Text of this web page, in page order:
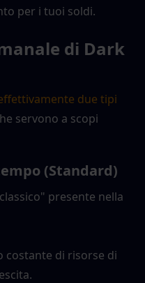
per i tuoi soldi.
di Dark
due tipi
servono a scopi
(Standard)
presente nella
costante di risorse di